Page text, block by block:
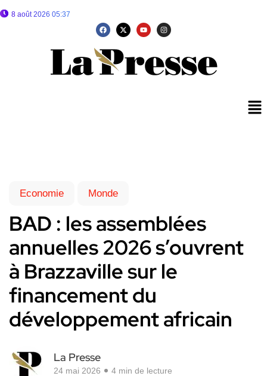
8 août 2026 05:37
Economie Monde
BAD : les assemblées
annuelles 2026 s’ouvrent
à Brazzaville sur le
financement du
développement africain
La Presse
24 mai 2026 4 min de lecture